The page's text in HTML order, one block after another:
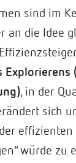
sind im
an die Idee
Explorierens
, in der
sich
würde